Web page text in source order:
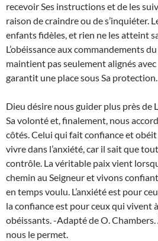
recevoir Ses instructions et de les
raison de craindre ou de s’inquiéter.
enfants fidèles, et rien ne les atteint
L’obéissance aux commandements
maintient pas seulement alignés
garantit une place sous Sa protection.
Dieu désire nous guider plus près de
Sa volonté et, finalement, nous
côtés. Celui qui fait confiance et obéit
vivre dans l’anxiété, car il sait que
contrôle. La véritable paix vient
chemin au Seigneur et vivons
en temps voulu. L’anxiété est pour
la confiance est pour ceux qui vivent
obéissants. -Adapté de O. Chambers.
nous le permet.